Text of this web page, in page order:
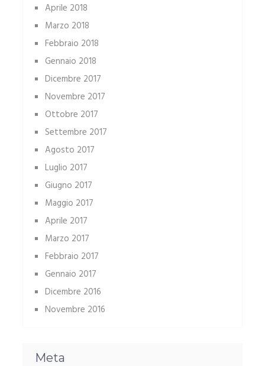
Aprile 2018
Marzo 2018
Febbraio 2018
Gennaio 2018
Dicembre 2017
Novembre 2017
Ottobre 2017
Settembre 2017
Agosto 2017
Luglio 2017
Giugno 2017
Maggio 2017
Aprile 2017
Marzo 2017
Febbraio 2017
Gennaio 2017
Dicembre 2016
Novembre 2016
Meta